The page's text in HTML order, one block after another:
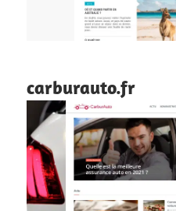
carburauto.fr